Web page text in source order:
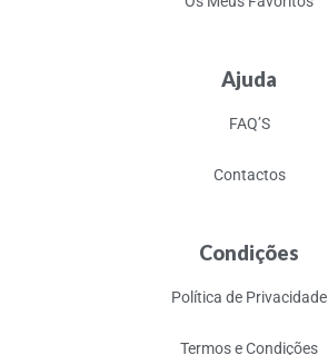
Ajuda
FAQ’S
Contactos
Condições
Política de Privacidade
Termos e Condições